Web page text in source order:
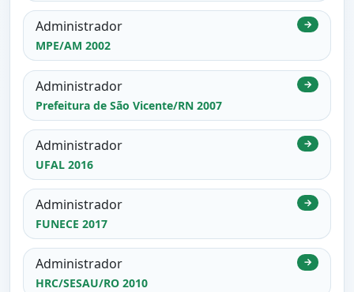
Administrador
MPE/AM 2002
→
Administrador
Prefeitura de São Vicente/RN 2007
→
Administrador
UFAL 2016
→
Administrador
FUNECE 2017
→
Administrador
HRC/SESAU/RO 2010
→